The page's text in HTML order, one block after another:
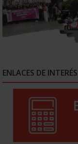
ENLACES DE INTERÉS